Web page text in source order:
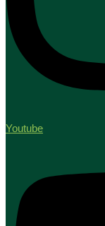
Youtube